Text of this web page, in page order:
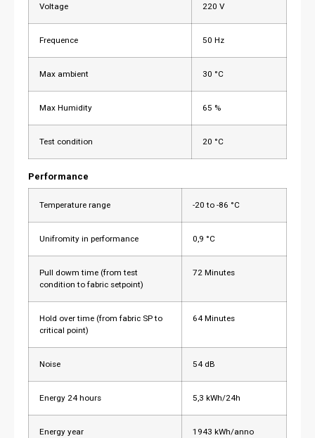
Voltage 220 V
Frequence 50 Hz
Max ambient 30 °C
Max Humidity 65 %
Test condition 20 °C
Performance
Temperature range -20 to -86 °C
Unifromity in performance 0,9 °C
Pull dowm time (from test
condition to fabric setpoint)
72 Minutes
Hold over time (from fabric SP to
critical point)
64 Minutes
Noise 54 dB
Energy 24 hours 5,3 kWh/24h
Energy year 1943 kWh/anno